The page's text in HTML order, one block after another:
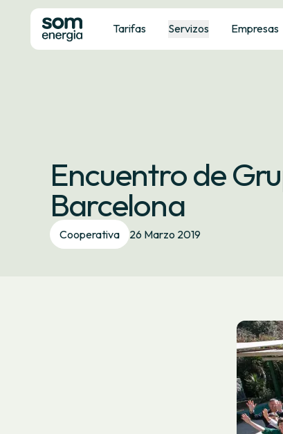
Tarifas Servizos Empresas
Encuentro de
Barcelona
Cooperativa 26 Marzo 2019